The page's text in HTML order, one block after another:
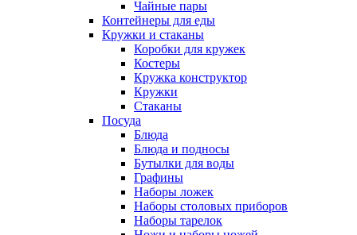
Чайные пары
Контейнеры для еды
Кружки и стаканы
Коробки для кружек
Костеры
Кружка конструктор
Кружки
Стаканы
Посуда
Блюда
Блюда и подносы
Бутылки для воды
Графины
Наборы ложек
Наборы столовых приборов
Наборы тарелок